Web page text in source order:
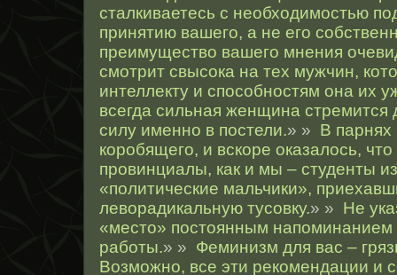
сталкиваетесь с необходимостью
принятию вашего, а не его
преимущество вашего мнения
смотрит свысока на тех мужчин,
интеллекту и способностям она их
всегда сильная женщина стремится
силу именно в постели.» » В парнях
коробящего, и вскоре оказалось,
провинциалы, как и мы – студенты
«политические мальчики»,
леворадикальную тусовку.» » Не
«место» постоянным напоминанием
работы.» » Феминизм для вас –
Возможно, все эти рекомендации и